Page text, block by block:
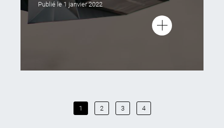
Publié le1 janvier 2022
1 2 3 4